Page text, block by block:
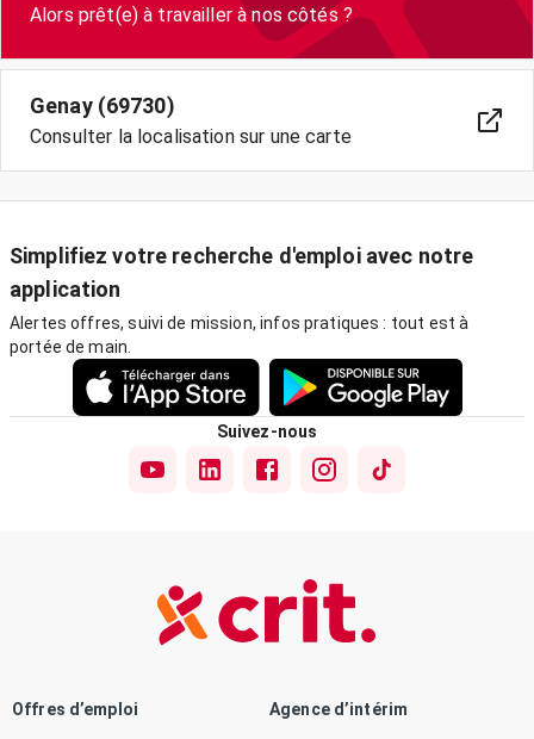
Alors prêt(e) à travailler à nos côtés ?
Genay (69730)
Consulter la localisation sur une carte
Simplifiez votre recherche d'emploi avec notre
application
Alertes offres, suivi de mission, infos pratiques : tout est à
portée de main.
Suivez-nous
Offres d’emploi Agence d’intérim